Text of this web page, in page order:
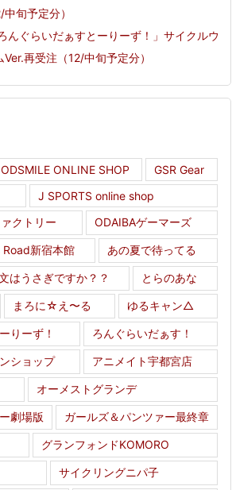
旬予定分）
んぐらいだぁすとーりーず！」サイクルウ
再受注（12/中旬予定分）
ONLINE SHOP
GSR Gear
J SPORTS online shop
クトリー
ODAIBAゲーマーズ
Road新宿本館 あの夏で待ってる
はうさぎですか？？ とらのあな
まろに☆え〜る ゆるキャン△
りーず！ ろんぐらいだぁす！
ショップ アニメイト宇都宮店
オーメストグランデ
劇場版 ガールズ＆パンツァー最終章
グランフォンドKOMORO
サイクリングニパ子